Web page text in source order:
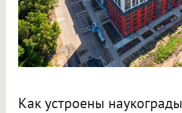
Как устроены наукограды